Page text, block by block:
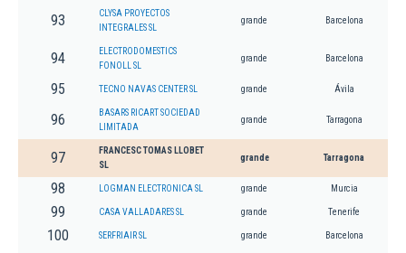
93
CLYSA PROYECTOS
INTEGRALES SL
grande Barcelona
94
ELECTRODOMESTICS
FONOLL SL
grande Barcelona
95 TECNO NAVAS CENTER SL grande Ávila
96
BASARS RICART SOCIEDAD
LIMITADA
grande Tarragona
97
FRANCESC TOMAS LLOBET
SL
grande Tarragona
98 LOGMAN ELECTRONICA SL grande Murcia
99 CASA VALLADARES SL grande Tenerife
100 SERFRIAIR SL grande Barcelona